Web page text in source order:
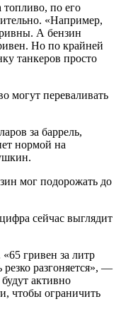
по его
«Например,
А бензин
Но по крайней
танкеров просто
могут переваливать
за баррель,
нормой на
мог подорожать до
сейчас выглядит
гривен за литр
разгоняется», —
активно
чтобы ограничить